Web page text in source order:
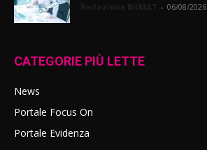
- 06/08/2026
CATEGORIE PIÙ LETTE
News
Portale Focus On
Portale Evidenza